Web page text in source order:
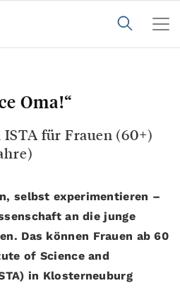
Oma!“
ISTA für Frauen (60+)
selbst experimentieren –
an die junge
Das können Frauen ab 60
of Science and
in Klosterneuburg